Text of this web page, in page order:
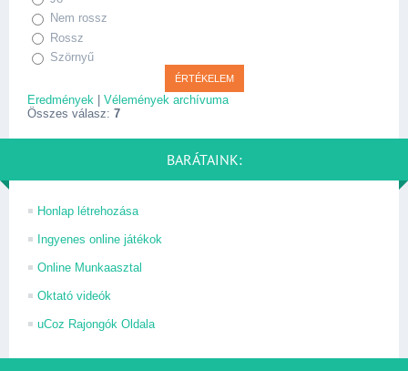
Nem rossz
Rossz
Szörnyű
Eredmények
Vélemények archívuma
Összes válasz: 7
BARÁTAINK:
Honlap létrehozása
Ingyenes online játékok
Online Munkaasztal
Oktató videók
uCoz Rajongók Oldala